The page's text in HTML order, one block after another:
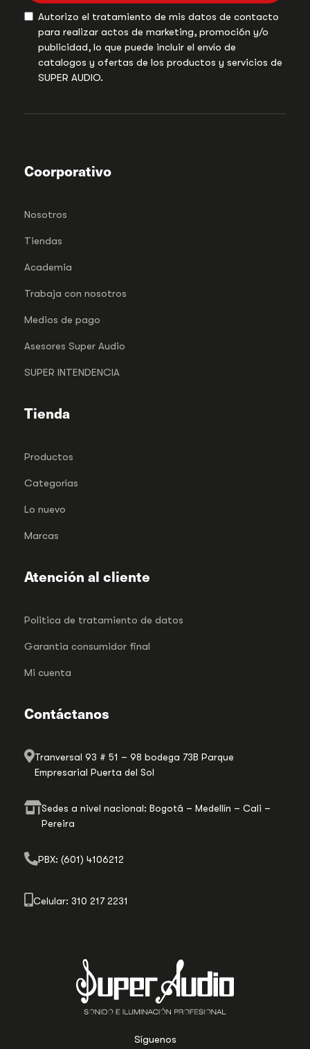
Autorizo el tratamiento de mis datos de contacto
para realizar actos de marketing, promoción y/o
publicidad, lo que puede incluir el envío de
catalogos y ofertas de los productos y servicios de
SUPER AUDIO.
Síguenos
Coorporativo
Nosotros
Tiendas
Academia
Trabaja con nosotros
Medios de pago
Asesores Super Audio
SUPER INTENDENCIA
Tienda
Productos
Categorías
Lo nuevo
Marcas
Atención al cliente
Politica de tratamiento de datos
Garantia consumidor final
Mi cuenta
Contáctanos
Tranversal 93 # 51 – 98 bodega 73B Parque
Empresarial Puerta del Sol
Sedes a nivel nacional: Bogotá – Medellín – Cali –
Pereira
PBX: (601) 4106212
Celular: 310 217 2231